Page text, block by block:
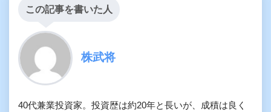
この記事を書いた人
株武将
40代兼業投資家。投資歴は約20年と長いが、成積は良く